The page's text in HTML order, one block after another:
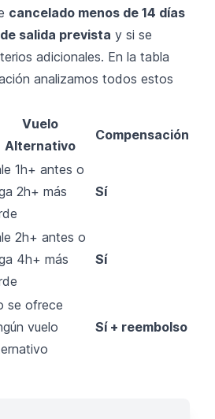
cancelado menos de 14 días
salida prevista y si se
adicionales. En la tabla
analizamos todos estos
Vuelo
Alternativo
Compensación
1h+ antes o
2h+ más
Sí
2h+ antes o
4h+ más
Sí
se ofrece
vuelo
Sí + reembolso